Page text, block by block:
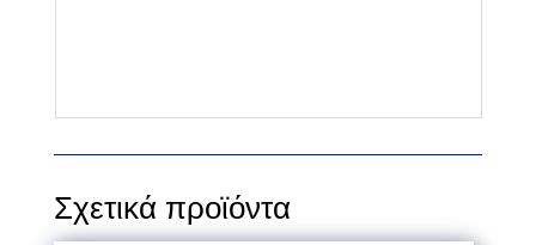
Σχετικά προϊόντα